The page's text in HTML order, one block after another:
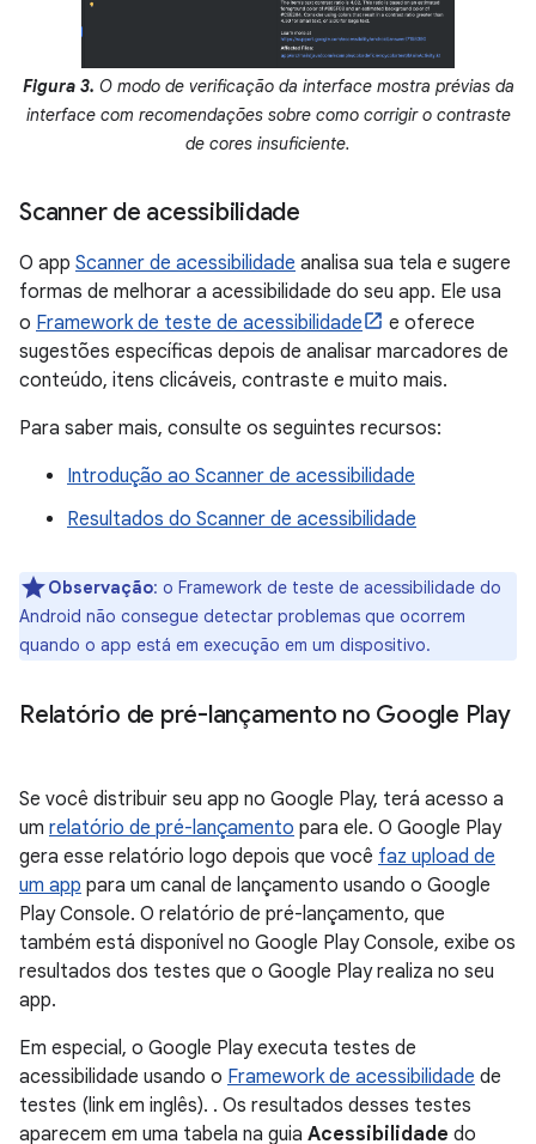
Figura 3. O modo de verificação da interface mostra prévias da
interface com recomendações sobre como corrigir o contraste
de cores insuficiente.
Scanner de acessibilidade
O app Scanner de acessibilidade analisa sua tela e sugere
formas de melhorar a acessibilidade do seu app. Ele usa
o Framework de teste de acessibilidade
e oferece
sugestões específicas depois de analisar marcadores de
conteúdo, itens clicáveis, contraste e muito mais.
Para saber mais, consulte os seguintes recursos:
Introdução ao Scanner de acessibilidade
Resultados do Scanner de acessibilidade
Observação: o Framework de teste de acessibilidade do
Android não consegue detectar problemas que ocorrem
quando o app está em execução em um dispositivo.
Relatório de pré-lançamento no Google Play
Se você distribuir seu app no Google Play, terá acesso a
um relatório de pré-lançamento para ele. O Google Play
gera esse relatório logo depois que você faz upload de
um app para um canal de lançamento usando o Google
Play Console. O relatório de pré-lançamento, que
também está disponível no Google Play Console, exibe os
resultados dos testes que o Google Play realiza no seu
app.
Em especial, o Google Play executa testes de
acessibilidade usando o Framework de acessibilidade de
testes (link em inglês). . Os resultados desses testes
aparecem em uma tabela na guia Acessibilidade do